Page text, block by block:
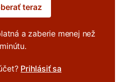
teraz
a zaberie menej než
minútu.
Prihlásiť sa